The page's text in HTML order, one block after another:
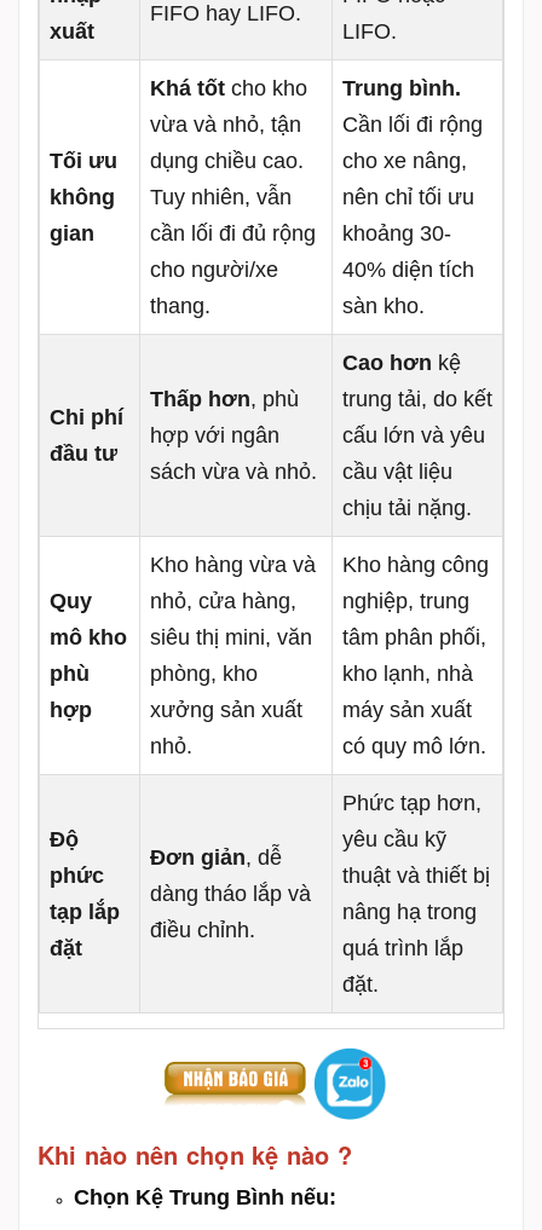
xuất
FIFO hay LIFO.
LIFO.
Tối ưu
không
gian
Khá tốt cho kho
vừa và nhỏ, tận
dụng chiều cao.
Tuy nhiên, vẫn
cần lối đi đủ rộng
cho người/xe
thang.
Trung bình.
Cần lối đi rộng
cho xe nâng,
nên chỉ tối ưu
khoảng 30-
40% diện tích
sàn kho.
Chi phí
đầu tư
Thấp hơn, phù
hợp với ngân
sách vừa và nhỏ.
Cao hơn kệ
trung tải, do kết
cấu lớn và yêu
cầu vật liệu
chịu tải nặng.
Quy
mô kho
phù
hợp
Kho hàng vừa và
nhỏ, cửa hàng,
siêu thị mini, văn
phòng, kho
xưởng sản xuất
nhỏ.
Kho hàng công
nghiệp, trung
tâm phân phối,
kho lạnh, nhà
máy sản xuất
có quy mô lớn.
Độ
phức
tạp lắp
đặt
Đơn giản, dễ
dàng tháo lắp và
điều chỉnh.
Phức tạp hơn,
yêu cầu kỹ
thuật và thiết bị
nâng hạ trong
quá trình lắp
đặt.
Khi nào nên chọn kệ nào ?
Chọn Kệ Trung Bình nếu: